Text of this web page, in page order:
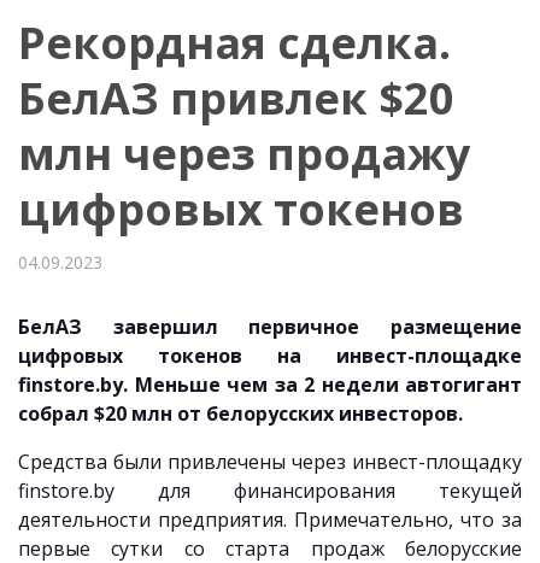
Рекордная сделка.
БелАЗ привлек $20
млн через продажу
цифровых токенов
04.09.2023
БелАЗ завершил первичное размещение
цифровых токенов на инвест-площадке
finstore.by. Меньше чем за 2 недели автогигант
собрал $20 млн от белорусских инвесторов.
Средства были привлечены через инвест-площадку
finstore.by для финансирования текущей
деятельности предприятия. Примечательно, что за
первые сутки со старта продаж белорусские